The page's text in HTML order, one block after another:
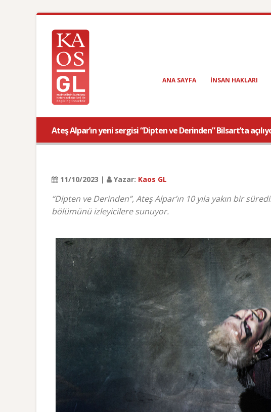
ANA SAYFA INSAN HAKLARI
Ateş Alpar’ın yeni sergisi “Dipten ve Derinden” Bilsart’ta
11/10/2023 | Yazar: Kaos GL
“Dipten ve Derinden”, Ateş Alpar’ın 10 yıla yakın bir
bölümünü izleyicilere sunuyor.